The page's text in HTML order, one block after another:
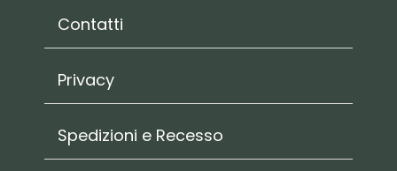
Contatti
Privacy
Spedizioni e Recesso